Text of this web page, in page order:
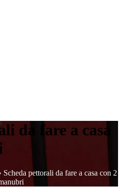
da fare a casa
Scheda pettorali da fare a casa con 2